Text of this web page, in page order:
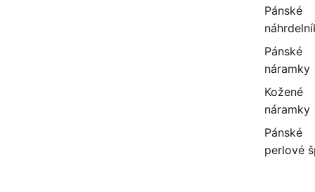
Pánské
Pánské
náramky
Kožené
náramky
Pánské
perlové